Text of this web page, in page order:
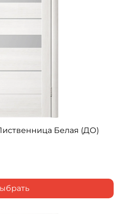
Белая (ДО)